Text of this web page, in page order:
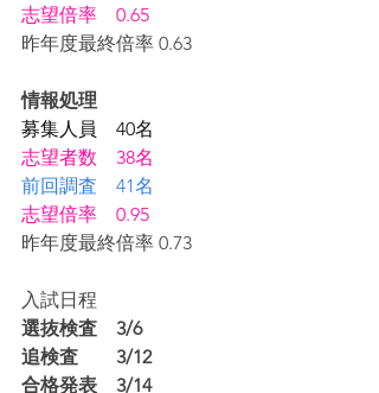
志望倍率　0.65
昨年度最終倍率 0.63
情報処理
募集人員　40名
志望者数　38名
前回調査　41名
志望倍率　0.95
昨年度最終倍率 0.73
入試日程
選抜検査　3/6
追検査　　3/12
合格発表　3/14